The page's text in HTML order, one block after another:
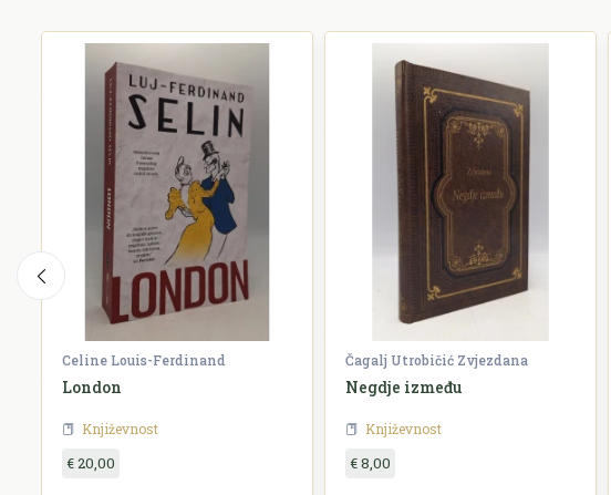
Celine Louis-Ferdinand
London
Književnost
€ 20,00
Čagalj Utrobičić Zvjezdana
Negdje između
Književnost
€ 8,00